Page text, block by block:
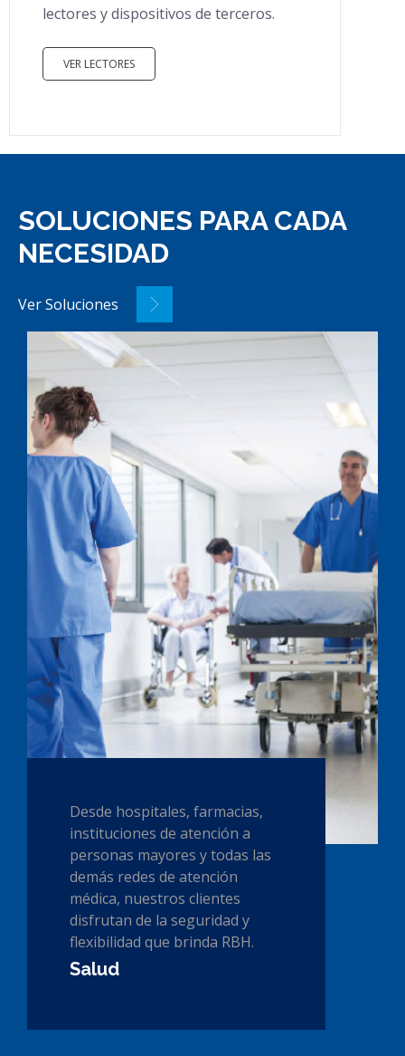
lectores y dispositivos de terceros.
VER LECTORES
SOLUCIONES PARA CADA
NECESIDAD
Ver Soluciones
Salud
Desde hospitales, farmacias,
instituciones de atención a
personas mayores y todas las
demás redes de atención
médica, nuestros clientes
disfrutan de la seguridad y
flexibilidad que brinda RBH.